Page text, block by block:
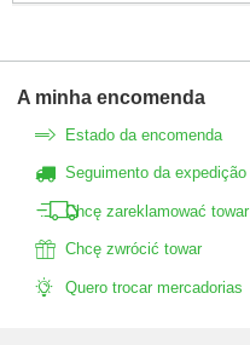
A minha encomenda
Estado da encomenda
Seguimento da expedição
Chcę zareklamować towar
Chcę zwrócić towar
Quero trocar mercadorias